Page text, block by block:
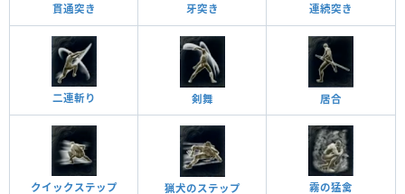
貫通突き 牙突き 連続突き
二連斬り 剣舞 居合
クイックステップ 猟犬のステップ 霧の猛禽